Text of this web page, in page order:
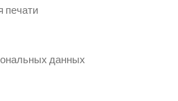
печати
данных